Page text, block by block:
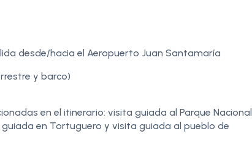
desde/hacia el Aeropuerto Juan Santamaría
y barco)
en el itinerario: visita guiada al Parque Nacional
en Tortuguero y visita guiada al pueblo de